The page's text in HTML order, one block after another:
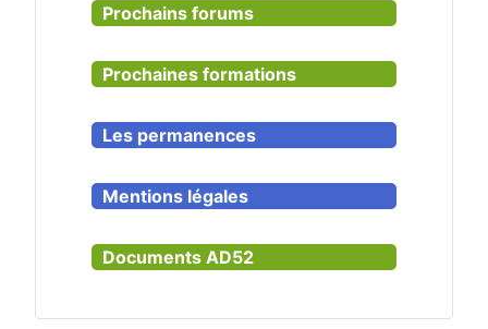
Prochains forums
Prochaines formations
Les permanences
Mentions légales
Documents AD52